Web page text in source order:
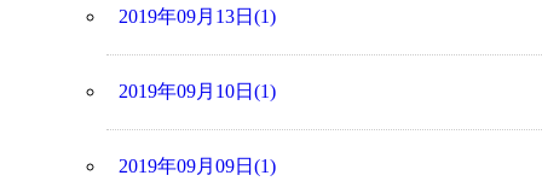
2019年09月13日(1)
2019年09月10日(1)
2019年09月09日(1)